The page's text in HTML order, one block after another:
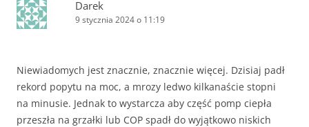
Darek
9 stycznia 2024 o 11:19
Niewiadomych jest znacznie, znacznie więcej. Dzisiaj padł
rekord popytu na moc, a mrozy ledwo kilkanaście stopni
na minusie. Jednak to wystarcza aby część pomp ciepła
przeszła na grzałki lub COP spadł do wyjątkowo niskich